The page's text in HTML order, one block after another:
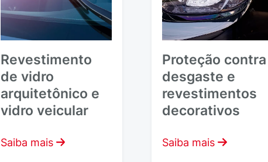
Revestimento
de vidro
arquitetônico e
vidro veicular
Saiba mais
Proteção contra
desgaste e
revestimentos
decorativos
Saiba mais